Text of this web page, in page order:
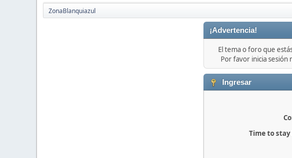
ZonaBlanquiazul
¡Advertencia!
El tema o foro que
Por favor inicia sesión
Ingresar
Time to stay